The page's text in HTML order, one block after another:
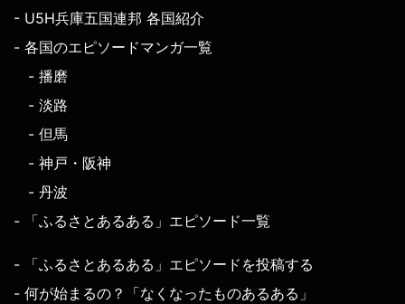
- U5H兵庫五国連邦 各国紹介
- 各国のエピソードマンガ一覧
- 播磨
- 淡路
- 但馬
- 神戸・阪神
- 丹波
- 「ふるさとあるある」エピソード一覧
- 「ふるさとあるある」エピソードを投稿する
- 何が始まるの？「なくなったものあるある」